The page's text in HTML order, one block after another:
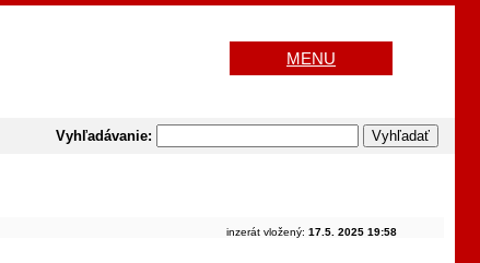
MENU
Vyhľadávanie:
inzerát vložený: 17.5. 2025 19:58